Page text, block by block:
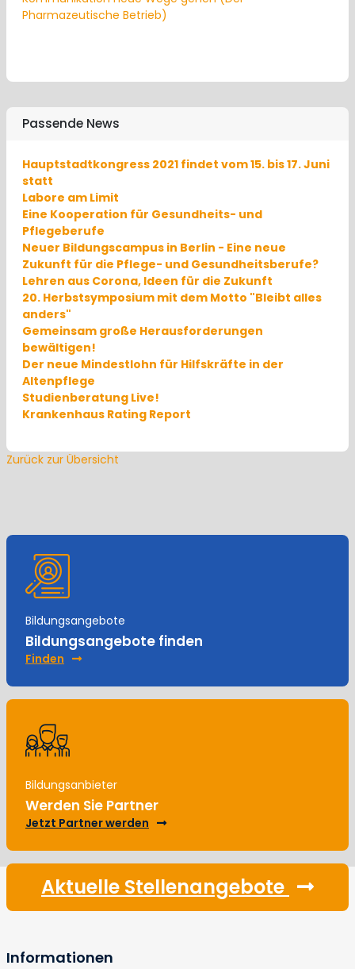
Pharmazeutische Betrieb)
Passende News
Hauptstadtkongress 2021 findet vom 15. bis 17. Juni
statt
Labore am Limit
Eine Kooperation für Gesundheits- und
Pflegeberufe
Neuer Bildungscampus in Berlin - Eine neue
Zukunft für die Pflege- und Gesundheitsberufe?
Lehren aus Corona, Ideen für die Zukunft
20. Herbstsymposium mit dem Motto "Bleibt alles
anders"
Gemeinsam große Herausforderungen
bewältigen!
Der neue Mindestlohn für Hilfskräfte in der
Altenpflege
Studienberatung Live!
Krankenhaus Rating Report
Zurück zur Übersicht
Bildungsangebote
Bildungsangebote finden
Finden
Bildungsanbieter
Werden Sie Partner
Jetzt Partner werden
Aktuelle Stellenangebote
Informationen